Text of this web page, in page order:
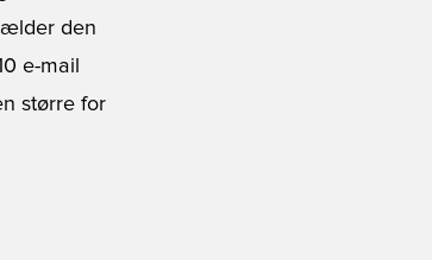
den
e-mail
større for